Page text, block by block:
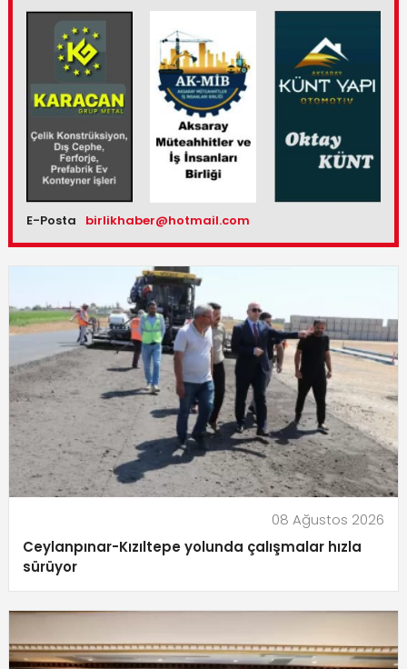
E-Posta birlikhaber@hotmail.com
08 Ağustos 2026
Ceylanpınar-Kızıltepe yolunda çalışmalar hızla
sürüyor